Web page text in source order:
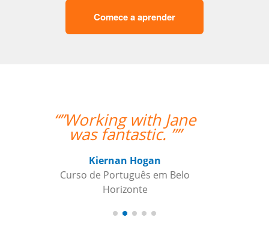
Comece a aprender
“” Destaco o trabalho
do Professor Enrico,
extremamente
pontual.””
Curso de Italiano em Guarulhos,